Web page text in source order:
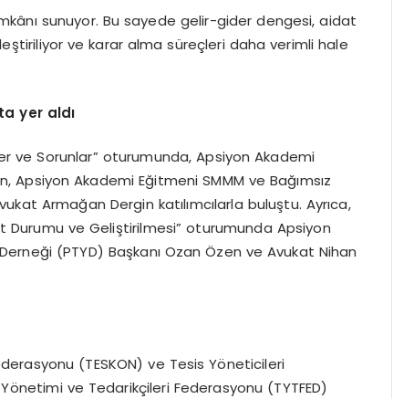
sunuyor. Bu sayede gelir-gider dengesi, aidat
ve karar alma süreçleri daha verimli hale
yer aldı
ve Sorunlar” oturumunda, Apsiyon Akademi
Akademi Eğitmeni SMMM ve Bağımsız
Armağan Dergin katılımcılarla buluştu. Ayrıca,
Durumu ve Geliştirilmesi” oturumunda Apsiyon
(PTYD) Başkanı Ozan Özen ve Avukat Nihan
(TESKON) ve Tesis Yöneticileri
ve Tedarikçileri Federasyonu (TYTFED)